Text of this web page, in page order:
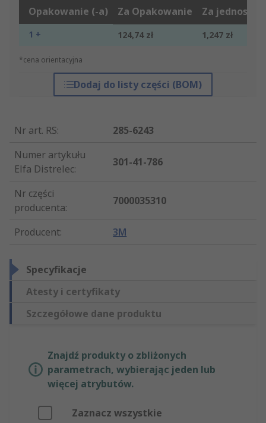
Opakowanie (-a) Za Opakowanie Za
1 + 124,74 zł 1,247 zł
*cena orientacyjna
Dodaj do listy części (BOM)
Nr art. RS:
285-6243
Numer artykułu
Elfa Distrelec:
301-41-786
Nr części
producenta:
7000035310
Producent: 3M
Specyfikacje
Atesty i certyfikaty
Szczegółowe dane produktu
Znajdź produkty o zbliżonych
parametrach, wybierając jeden lub
więcej atrybutów.
Zaznacz wszystkie